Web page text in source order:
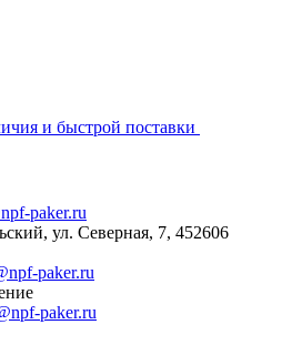
и быстрой поставки
paker.ru
ул. Северная, 7, 452606
paker.ru
paker.ru